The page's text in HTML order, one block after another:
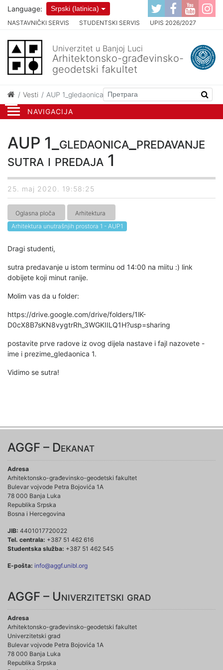
NAVIGACIJA
NASTAVNIČKI SERVIS STUDENTSKI SERVIS UPIS 2026/2027
Language: Srpski (latinica)
Univerzitet u Banjoj Luci
Arhitektonsko-građevinsko-
geodetski fakultet
Vesti AUP 1_gledaonica_predavanje sutra i predaja 1
AUP 1_gledaonica_predavanje
sutra i predaja 1
25. maj 2020. 19:58:25
Oglasna ploča
Arhitektura
Arhitektura unutrašnjih prostora 1 - AUP1
Dragi studenti,
sutra predavanje u istom terminu od 14:00 na miitu :) link
dobijete koji minut ranije.
Molim vas da u folder:
https://drive.google.com/drive/folders/1lK-
D0cX8B7sKN8vygtrRh_3WGKIILQ1H?usp=sharing
postavite prve radove iz ovog dijela nastave i fajl nazovete -
ime i prezime_gledaonica 1.
Vidimo se sutra!
AGGF – Dekanat
Adresa
Arhitektonsko-građevinsko-geodetski fakultet
Bulevar vojvode Petra Bojovića 1A
78 000 Banja Luka
Republika Srpska
Bosna i Hercegovina
JIB: 4401017720022
Tel. centrala: +387 51 462 616
Studentska služba: +387 51 462 545
E-pošta: info@aggf.unibl.org
AGGF – Univerzitetski grad
Adresa
Arhitektonsko-građevinsko-geodetski fakultet
Univerzitetski grad
Bulevar vojvode Petra Bojovića 1A
78 000 Banja Luka
Republika Srpska